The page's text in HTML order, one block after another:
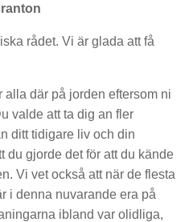
rådet. Vi är glada att få
där på jorden eftersom ni
valde att ta dig an fler
ditt tidigare liv och din
du gjorde det för att du kände
Vi vet också att när de flesta
i denna nuvarande era på
ibland var olidliga,